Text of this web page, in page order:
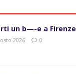
un b—-e a Firenze
2026 0